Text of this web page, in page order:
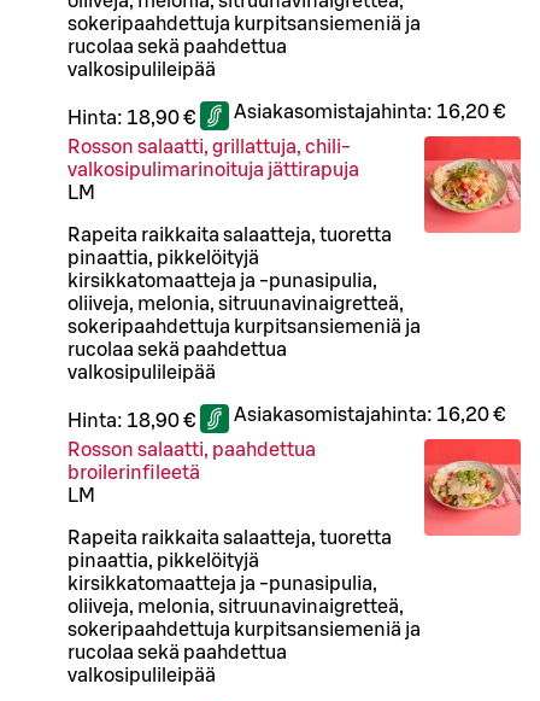
sokeripaahdettuja kurpitsansiemeniä ja
rucolaa sekä paahdettua
valkosipulileipää
Hinta: 18,90 € Asiakasomistajahinta: 16,20 €
Rosson salaatti, grillattuja, chili-
valkosipulimarinoituja jättirapuja
LM
Rapeita raikkaita salaatteja, tuoretta
pinaattia, pikkelöityjä
kirsikkatomaatteja ja -punasipulia,
oliiveja, melonia, sitruunavinaigretteä,
sokeripaahdettuja kurpitsansiemeniä ja
rucolaa sekä paahdettua
valkosipulileipää
Hinta: 18,90 € Asiakasomistajahinta: 16,20 €
Rosson salaatti, paahdettua
broilerinfileetä
LM
Rapeita raikkaita salaatteja, tuoretta
pinaattia, pikkelöityjä
kirsikkatomaatteja ja -punasipulia,
oliiveja, melonia, sitruunavinaigretteä,
sokeripaahdettuja kurpitsansiemeniä ja
rucolaa sekä paahdettua
valkosipulileipää